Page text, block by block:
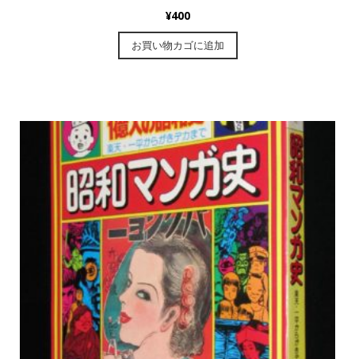
¥400
お買い物カゴに追加